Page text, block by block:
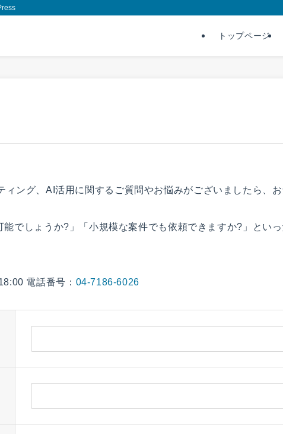
トップページ
ング、AI活用に関するご質問やお悩みがございましたら、お
能でしょうか?」「小規模な案件でも依頼できますか?」とい
電話番号： 04-7186-6026